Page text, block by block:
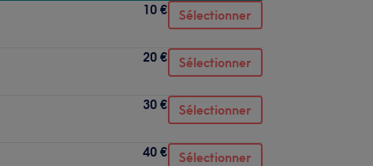
10 € Sélectionner
20 € Sélectionner
30 € Sélectionner
40 € Sélectionner